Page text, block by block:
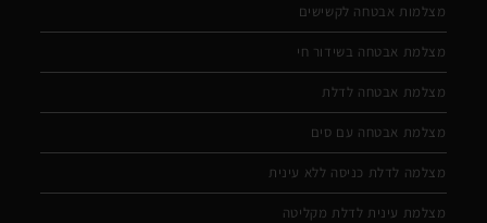
מצלמות אבטחה לקשישים
מצלמת אבטחה בשידור חי
מצלמת אבטחה לדלת
מצלמת אבטחה עם סים
מצלמה לדלת כניסה ללא עינית
מצלמת עינית לדלת מקליטה